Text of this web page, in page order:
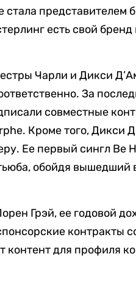
стала представителем
есть свой бренд
Чарли и Дикси
За
совместные
Кроме того, Дикси
Ее первый сингл Be
обойдя вышедший
Грэй, ее годовой
контракты
контент для профиля